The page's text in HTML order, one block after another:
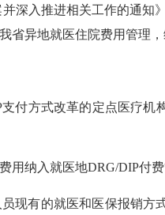
深入推进相关工作的通
省异地就医住院费用管理，
支付方式改革的定点医疗
用纳入就医地DRG/DIP付
现有的就医和医保报销